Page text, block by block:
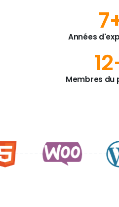
7
Années
12
Membres du